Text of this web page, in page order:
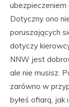
Dotyczny ono
poruszających
dotyczy
NNW jest
ale nie musisz.
zarówno w
byłeś ofiarą, jak